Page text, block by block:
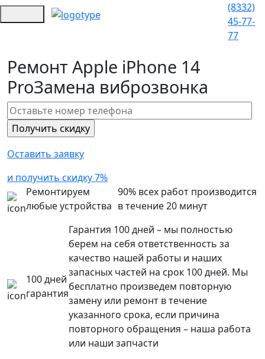
(8332)
45-77-
77
Ремонт Apple iPhone 14
ProЗамена виброзвонка
Оставить заявку
и получить скидку 7%
Ремонтируем
любые устройства
90% всех работ производится
в течение 20 минут
100 дней
гарантия
Гарантия 100 дней – мы полностью
берем на себя ответственность за
качество нашей работы и наших
запасных частей на срок 100 дней. Мы
бесплатно произведем повторную
замену или ремонт в течение
указанного срока, если причина
повторного обращения – наша работа
или наши запчасти